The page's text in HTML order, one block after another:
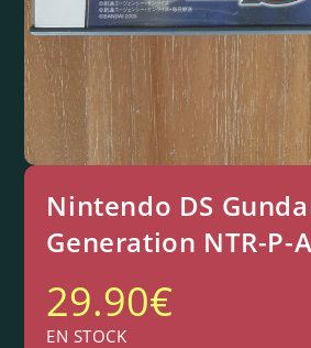
Nintendo DS
Generation NTR-P-
29.90€
EN STOCK